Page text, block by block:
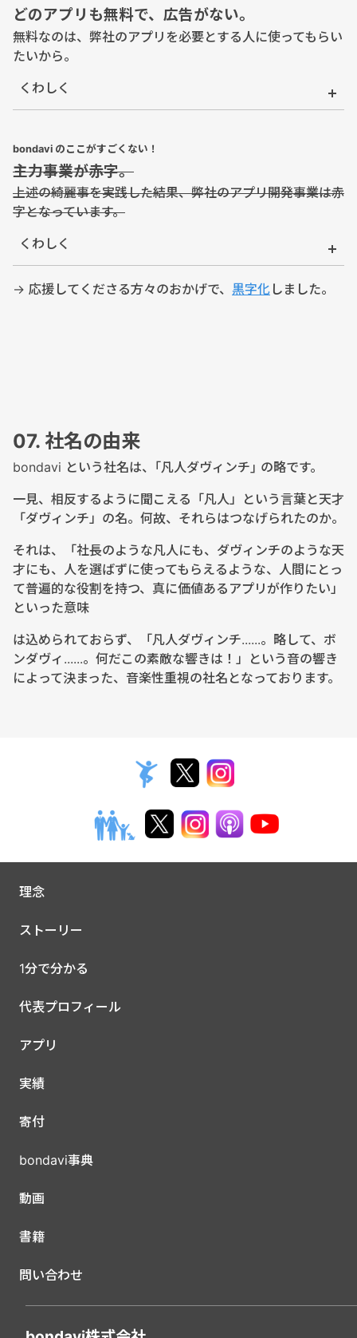
どのアプリも無料で、広告がない。
無料なのは、弊社のアプリを必要とする人に使ってもらい
たいから。
くわしく
bondavi のここがすごくない！
主力事業が赤字。
上述の綺麗事を実践した結果、弊社のアプリ開発事業は赤
字となっています。
くわしく
→ 応援してくださる方々のおかげで、 黒字化 しました。
07. 社名の由来
bondavi という社名は、｢凡人ダヴィンチ｣ の略です。
一見、相反するように聞こえる「凡人」という言葉と天才
「ダヴィンチ」の名。何故、それらはつなげられたのか。
それは、「社長のような凡人にも、ダヴィンチのような天
才にも、人を選ばずに使ってもらえるような、人間にとっ
て普遍的な役割を持つ、真に価値あるアプリが作りたい」
といった意味
は込められておらず、「凡人ダヴィンチ......。略して、ボ
ンダヴィ......。何だこの素敵な響きは！」という音の響き
によって決まった、音楽性重視の社名となっております。
理念
ストーリー
1分で分かる
代表プロフィール
アプリ
実績
寄付
bondavi事典
動画
書籍
問い合わせ